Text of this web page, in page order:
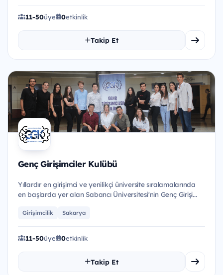
11-50üye 0etkinlik
Takip Et
Genç Girişimciler Kulübü
Yıllardır en girişimci ve yenilikçi üniversite sıralamalarında
en başlarda yer alan Sabancı Üniversitesi'nin Genç Girişi...
Girişimcilik Sakarya
11-50üye 0etkinlik
Takip Et